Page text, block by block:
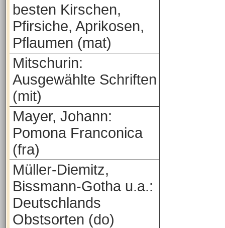
besten Kirschen,
Pfirsiche, Aprikosen,
Pflaumen (mat)
Mitschurin:
Ausgewählte Schriften
(mit)
Mayer, Johann:
Pomona Franconica
(fra)
Müller-Diemitz,
Bissmann-Gotha u.a.:
Deutschlands
Obstsorten (do)